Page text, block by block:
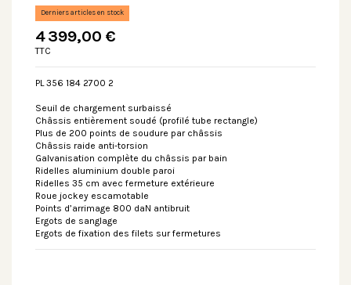
Derniers articles en stock
4 399,00 €
TTC
PL 356 184 2700 2
Seuil de chargement surbaissé
Châssis entièrement soudé (profilé tube rectangle)
Plus de 200 points de soudure par châssis
Châssis raide anti-torsion
Galvanisation complète du châssis par bain
Ridelles aluminium double paroi
Ridelles 35 cm avec fermeture extérieure
Roue jockey escamotable
Points d’arrimage 800 daN antibruit
Ergots de sanglage
Ergots de fixation des filets sur fermetures